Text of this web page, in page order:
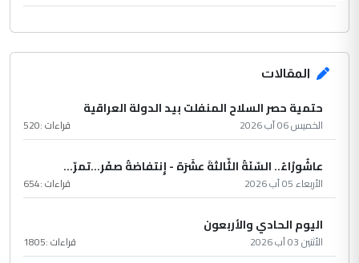
المقالات
حتمية حصر السلاح المنفلت بيد الدولة العراقية
الخميس 06 آب 2026 قراءات :520
عاشُورْاءُ.. السّنَةُ الثّالثةَ عشَرَة - إِنتفاضةُ صفَر…تمرّ...
الأربعاء 05 آب 2026 قراءات :654
اليوم الحادي والأربعون
الأثنين 03 آب 2026 قراءات :1805